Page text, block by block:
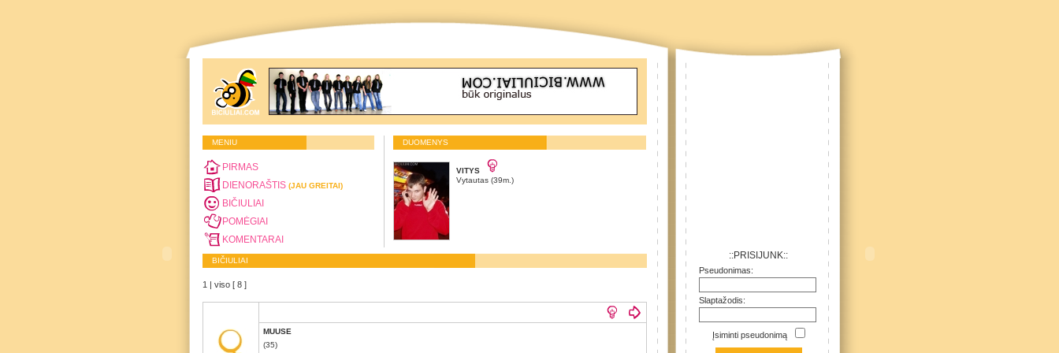
::PRISIJUNK::
Pseudonimas:
Slaptažodis:
Įsiminti pseudonimą
MENIU
PIRMAS
DIENORAŠTIS (JAU GREITAI)
BIČIULIAI
POMĖGIAI
KOMENTARAI
DUOMENYS
VITYS
Vytautas (39m.)
BIČIULIAI
1 | viso [ 8 ]
MUUSE
(35)